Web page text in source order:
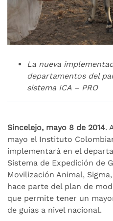
La nueva
departamentos del
sistema ICA – PRO
Sincelejo, mayo 8 de 2014.
mayo el Instituto
implementará en el
Sistema de Expedición de
Movilización Animal,
hace parte del plan de
que permite tener un
de guías a nivel nacional.